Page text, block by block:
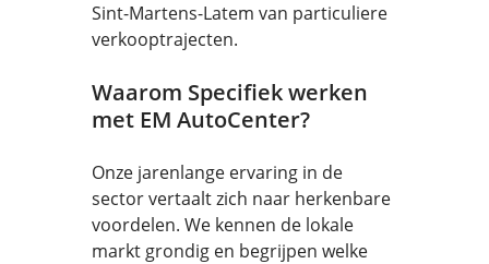
Sint-Martens-Latem van particuliere
verkooptrajecten.
Waarom Specifiek werken
met EM AutoCenter?
Onze jarenlange ervaring in de
sector vertaalt zich naar herkenbare
voordelen. We kennen de lokale
markt grondig en begrijpen welke